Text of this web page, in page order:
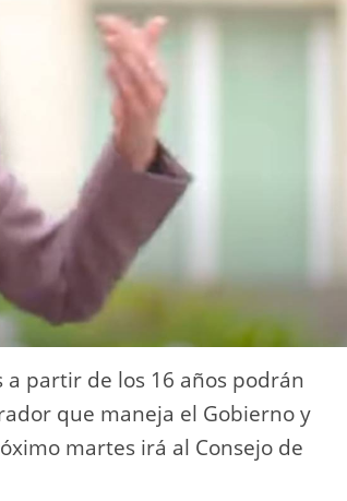
partir de los 16 años podrán
que maneja el Gobierno y
martes irá al Consejo de